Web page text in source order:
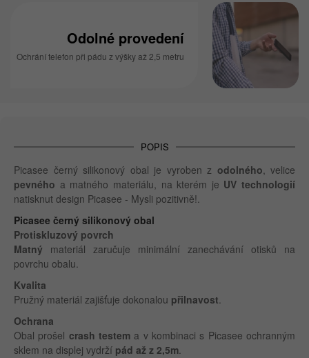
Odolné provedení
Ochrání telefon při pádu z výšky až 2,5 metru
POPIS
Picasee černý silikonový obal je vyroben z odolného, velice
pevného a matného materiálu, na kterém je UV technologií
natisknut design Picasee - Mysli pozitivně!.
Picasee černý silikonový obal
Protiskluzový povrch
Matný materiál zaručuje minimální zanechávání otisků na
povrchu obalu.
Kvalita
Pružný materiál zajišťuje dokonalou přilnavost.
Ochrana
Obal prošel crash testem a v kombinaci s Picasee ochranným
sklem na displej vydrží pád až z 2,5m.